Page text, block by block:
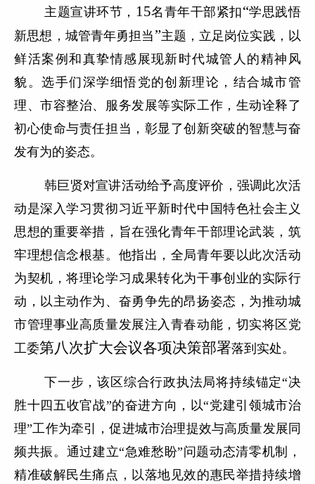
主题宣讲环节， 15名青年干部紧扣“学思践悟
新思想，城管青年勇担当”主题，立足岗位实践，以
鲜活案例和真挚情感展现新时代城管人的精神风
貌。选手们深学细悟党的创新理论，结合城市管
理、市容整治、服务发展等实际工作，生动诠释了
初心使命与责任担当，彰显了创新突破的智慧与奋
发有为的姿态。
韩巨贤对宣讲活动给予高度评价，强调此次活
动是深入学习贯彻习近平新时代中国特色社会主义
思想的重要举措，旨在强化青年干部理论武装，筑
牢理想信念根基。他指出，全局青年要以此次活动
为契机，将理论学习成果转化为干事创业的实际行
动，以主动作为、奋勇争先的昂扬姿态，为推动城
市管理事业高质量发展注入青春动能，切实将区党
工委第八次扩大会议各项决策部署落到实处。
下一步，该区综合行政执法局将持续锚定“决
胜十四五收官战”的奋进方向，以“党建引领城市治
理”工作为牵引，促进城市治理提效与高质量发展同
频共振。通过建立“急难愁盼”问题动态清零机制，
精准破解民生痛点，以落地见效的惠民举措持续增